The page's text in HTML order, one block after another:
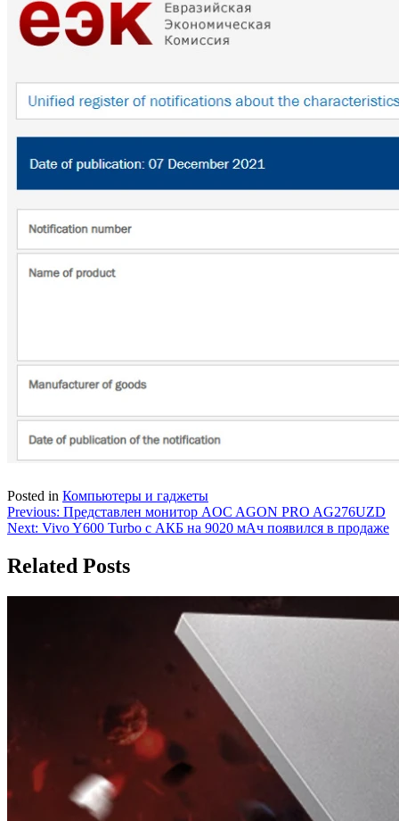
Posted in Компьютеры и гаджеты
Навигация
по
записям
Previous: Представлен монитор AOC AGON PRO AG276UZD
Next: Vivo Y600 Turbo с АКБ на 9020 мАч появился в продаже
Related Posts